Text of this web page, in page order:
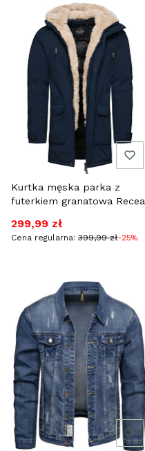
Kurtka męska parka z
futerkiem granatowa Recea
Cena promocyjna
299,99 zł
Cena regularna: 399,99 zł-25%